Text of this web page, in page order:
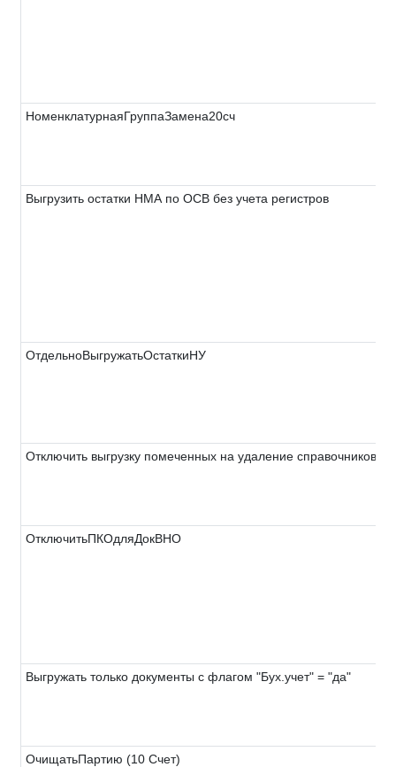
НоменклатурнаяГруппаЗамена20сч
Выгрузить остатки НМА по ОСВ без учета регистров
ОтдельноВыгружатьОстаткиНУ
Отключить выгрузку помеченных на удаление справочников
ОтключитьПКОдляДокВНО
Выгружать только документы с флагом "Бух.учет" = "да"
ОчищатьПартию (10 Счет)